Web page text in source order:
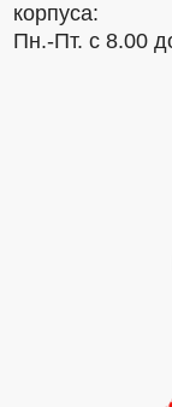
корпуса:
Пн.-Пт. с 8.00